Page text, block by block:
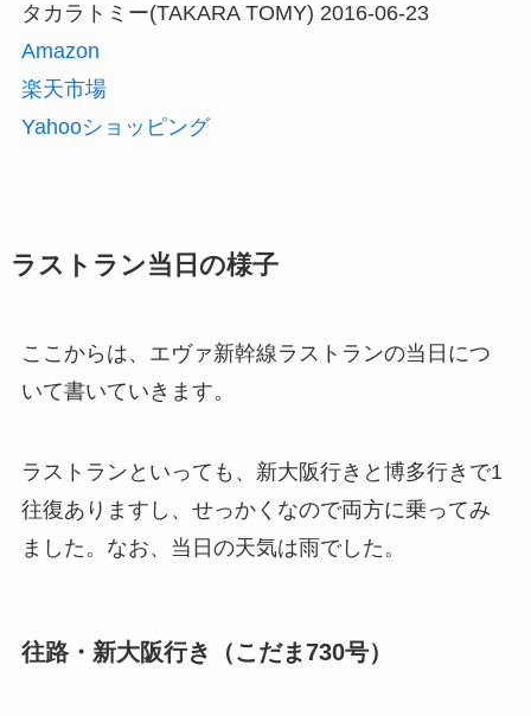
タカラトミー(TAKARA TOMY) 2016-06-23
Amazon
楽天市場
Yahooショッピング
ラストラン当日の様子
ここからは、エヴァ新幹線ラストランの当日につ
いて書いていきます。
ラストランといっても、新大阪行きと博多行きで1
往復ありますし、せっかくなので両方に乗ってみ
ました。なお、当日の天気は雨でした。
往路・新大阪行き（こだま730号）